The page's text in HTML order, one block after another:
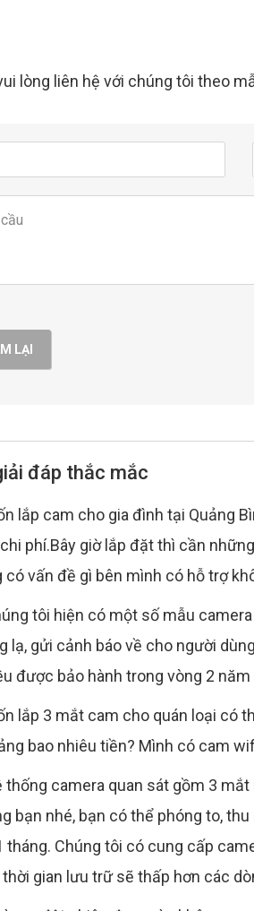
lòng liên hệ với chúng tôi theo
LẠI
đáp thắc mắc
lắp cam cho gia đình tại Quảng
phí.Bây giờ lắp đặt thì cần
có vấn đề gì bên mình có hỗ trợ
tôi hiện có một số mẫu
lạ, gửi cảnh báo về cho người
được bảo hành trong vòng 2 năm
lắp 3 mắt cam cho quán loại
bao nhiêu tiền? Mình có cam
thống camera quan sát gồm 3
bạn nhé, bạn có thể phóng to,
tháng. Chúng tôi có cung cấp
gian lưu trữ sẽ thấp hơn các